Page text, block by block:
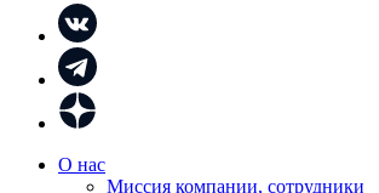
О нас
Миссия компании, сотрудники